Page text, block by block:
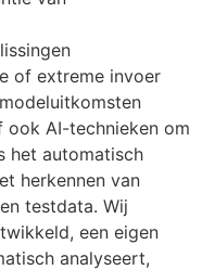
of extreme invoer
ook AI-technieken om
het automatisch
herkennen van
testdata. Wij
een eigen
analyseert,